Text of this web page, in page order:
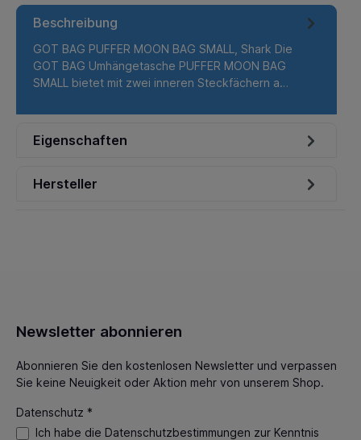
Beschreibung
GOT BAG PUFFER MOON BAG SMALL, Shark Die
GOT BAG Umhängetasche PUFFER MOON BAG
SMALL bietet mit zwei inneren Steckfächern a…
Eigenschaften
Hersteller
Newsletter abonnieren
Abonnieren Sie den kostenlosen Newsletter und verpassen
Sie keine Neuigkeit oder Aktion mehr von unserem Shop.
Datenschutz *
Ich habe die Datenschutzbestimmungen zur Kenntnis